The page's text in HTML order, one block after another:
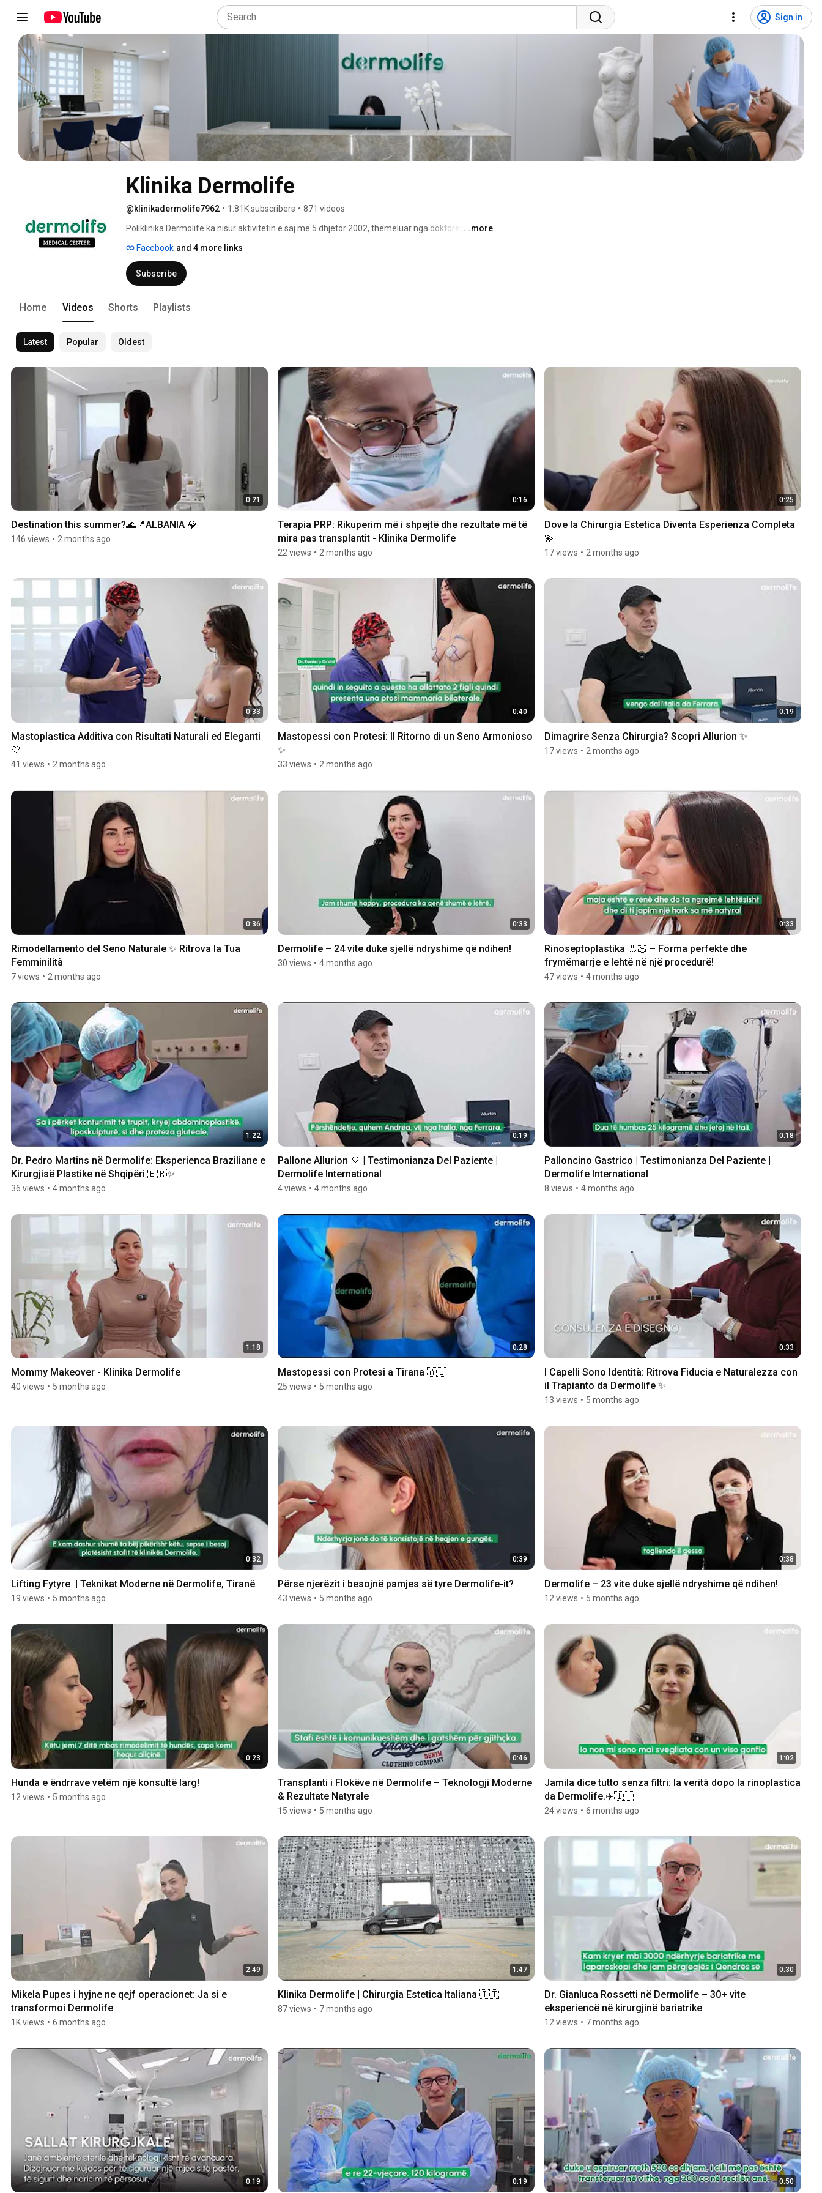
Sign in
Klinika Dermolife
@klinikadermolife7962 • 1.81K subscribers • 871 videos
Poliklinika Dermolife ka nisur aktivitetin e saj më 5 dhjetor 2002, themeluar nga doktoresha e
dermoestetikës në Shqipëri, duke sfiduar tabutë dhe duke ofruar shërbime estetike sipas
standardeve perëndimore.
...more
Facebook and 4 more links
Subscribe
Home Videos Shorts Playlists
Latest Popular Oldest
0:21
Destination this summer?🌊📍ALBANIA 💎
146 views • 2 months ago
0:16
Terapia PRP: Rikuperim më i shpejtë dhe rezultate më të
mira pas transplantit - Klinika Dermolife
22 views • 2 months ago
0:25
Dove la Chirurgia Estetica Diventa Esperienza Completa
💫
17 views • 2 months ago
0:33
Mastoplastica Additiva con Risultati Naturali ed Eleganti
🤍
41 views • 2 months ago
0:40
Mastopessi con Protesi: Il Ritorno di un Seno Armonioso
✨
33 views • 2 months ago
0:19
Dimagrire Senza Chirurgia? Scopri Allurion ✨
17 views • 2 months ago
0:36
Rimodellamento del Seno Naturale ✨ Ritrova la Tua
Femminilità
7 views • 2 months ago
0:33
Dermolife – 24 vite duke sjellë ndryshime që ndihen!
30 views • 4 months ago
0:33
Rinoseptoplastika 👃🏻 – Forma perfekte dhe
frymëmarrje e lehtë në një procedurë!
47 views • 4 months ago
1:22
Dr. Pedro Martins në Dermolife: Eksperienca Braziliane e
Kirurgjisë Plastike në Shqipëri 🇧🇷✨
36 views • 4 months ago
0:19
Pallone Allurion 🎈 | Testimonianza Del Paziente |
Dermolife International
4 views • 4 months ago
0:18
Palloncino Gastrico | Testimonianza Del Paziente |
Dermolife International
8 views • 4 months ago
1:18
Mommy Makeover - Klinika Dermolife
40 views • 5 months ago
0:28
Mastopessi con Protesi a Tirana 🇦🇱
25 views • 5 months ago
0:33
I Capelli Sono Identità: Ritrova Fiducia e Naturalezza con
il Trapianto da Dermolife ✨
13 views • 5 months ago
0:32
Lifting Fytyre  | Teknikat Moderne në Dermolife, Tiranë
19 views • 5 months ago
0:39
Përse njerëzit i besojnë pamjes së tyre Dermolife-it?
43 views • 5 months ago
0:38
Dermolife – 23 vite duke sjellë ndryshime që ndihen!
12 views • 5 months ago
0:23
Hunda e ëndrrave vetëm një konsultë larg!
12 views • 5 months ago
0:46
Transplanti i Flokëve në Dermolife – Teknologji Moderne
& Rezultate Natyrale
15 views • 5 months ago
1:02
Jamila dice tutto senza filtri: la verità dopo la rinoplastica
da Dermolife.✈️🇮🇹
24 views • 6 months ago
2:49
Mikela Pupes i hyjne ne qejf operacionet: Ja si e
transformoi Dermolife
1K views • 6 months ago
1:47
Klinika Dermolife | Chirurgia Estetica Italiana 🇮🇹
87 views • 7 months ago
0:30
Dr. Gianluca Rossetti në Dermolife – 30+ vite
eksperiencë në kirurgjinë bariatrike
12 views • 7 months ago
0:19 0:19 0:50